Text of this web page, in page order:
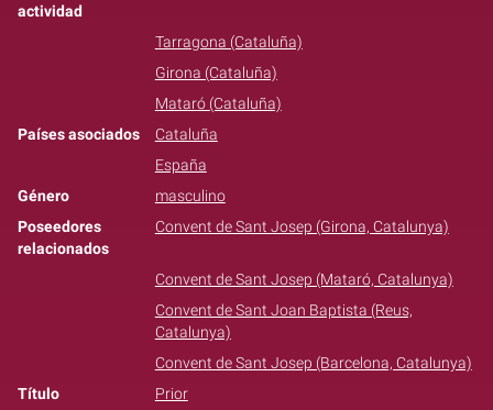
actividad
Tarragona (Cataluña)
Girona (Cataluña)
Mataró (Cataluña)
Países asociados
Cataluña
España
Género
masculino
Poseedores
relacionados
Convent de Sant Josep (Girona, Catalunya)
Convent de Sant Josep (Mataró, Catalunya)
Convent de Sant Joan Baptista (Reus,
Catalunya)
Convent de Sant Josep (Barcelona, Catalunya)
Título
Prior